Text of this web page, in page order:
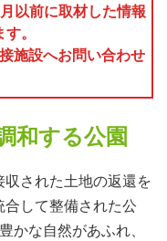
以前に取材した情報
。
施設へお問い合わせ
和する公園
された土地の返還を
して整備された公
かな自然があふれ、